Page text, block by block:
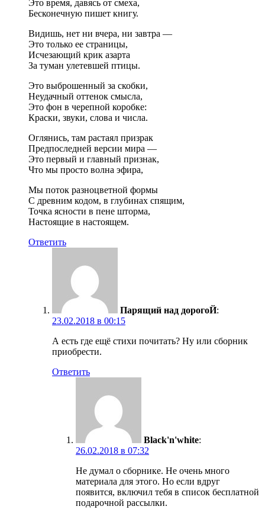
Это время, давясь от смеха,
Бесконечную пишет книгу.
Видишь, нет ни вчера, ни завтра —
Это только ее страницы,
Исчезающий крик азарта
За туман улетевшей птицы.
Это выброшенный за скобки,
Неудачный оттенок смысла,
Это фон в черепной коробке:
Краски, звуки, слова и числа.
Оглянись, там растаял призрак
Предпоследней версии мира —
Это первый и главный признак,
Что мы просто волна эфира,
Мы поток разноцветной формы
С древним кодом, в глубинах спящим,
Точка ясности в пене шторма,
Настоящие в настоящем.
Ответить
Парящий над дорогоЙ:
23.02.2018 в 00:15
А есть где ещё стихи почитать? Ну или сборник
приобрести.
Ответить
Black'n'white:
26.02.2018 в 07:32
Не думал о сборнике. Не очень много
материала для этого. Но если вдруг
появится, включил тебя в список бесплатной
подарочной рассылки.